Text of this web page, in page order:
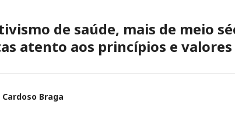
de saúde, mais de meio
atento aos princípios e
Braga